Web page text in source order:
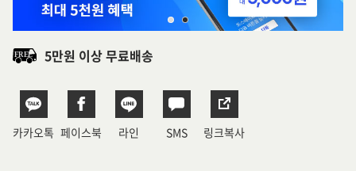
5만원 이상 무료배송
카카오톡 페이스북 라인 SMS 링크복사